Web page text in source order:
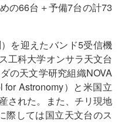
の66台＋予備7台の計73
を迎えたバンド5受信機
工科大学オンサラ天文台
の天文学研究組織NOVA
for Astronomy）と米国立
された。また、チリ現地
際しては国立天文台のス